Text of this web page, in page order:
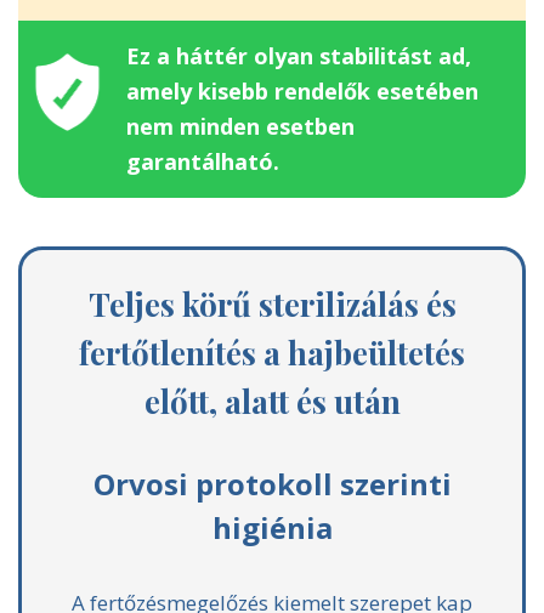
Ez a háttér olyan stabilitást ad,
amely kisebb rendelők esetében
nem minden esetben
garantálható.
Teljes körű sterilizálás és
fertőtlenítés a hajbeültetés
előtt, alatt és után
Orvosi protokoll szerinti
higiénia
A fertőzésmegelőzés kiemelt szerepet kap